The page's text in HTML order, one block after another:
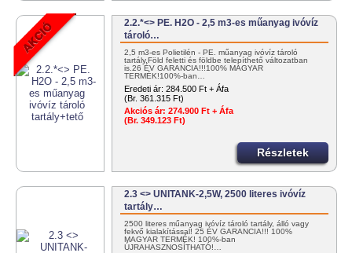
2.2.*<> PE. H2O - 2,5 m3-es műanyag ivóvíz
tároló…
2,5 m3-es Polietilén - PE. műanyag ivóvíz tároló
tartály.Föld feletti és földbe telepíthető változatban
is.26 ÉV GARANCIA!!!100% MAGYAR
TERMÉK!100%-ban…
Eredeti ár: 284.500 Ft + Áfa
(Br. 361.315 Ft)
Akciós ár: 274.900 Ft + Áfa
(Br. 349.123 Ft)
Részletek
2.3 <> UNITANK-2,5W, 2500 literes ivóvíz
tartály…
2500 literes műanyag ivóvíz tároló tartály, álló vagy
fekvő kialakítással! 25 ÉV GARANCIA!!! 100%
MAGYAR TERMÉK! 100%-ban
ÚJRAHASZNOSÍTHATÓ!…